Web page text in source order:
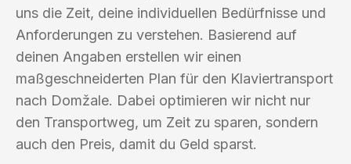
uns die Zeit, deine individuellen Bedürfnisse und
Anforderungen zu verstehen. Basierend auf
deinen Angaben erstellen wir einen
maßgeschneiderten Plan für den Klaviertransport
nach Domžale. Dabei optimieren wir nicht nur
den Transportweg, um Zeit zu sparen, sondern
auch den Preis, damit du Geld sparst.